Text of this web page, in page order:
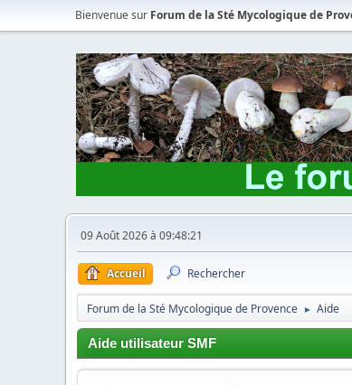
Bienvenue sur Forum de la Sté Mycologique de
09 Août 2026 à 09:48:21
Accueil Rechercher
Forum de la Sté Mycologique de Provence ► Aide
Aide utilisateur SMF